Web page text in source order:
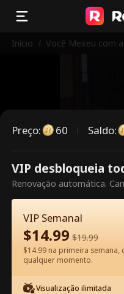
Início / Você Mexeu com
Este episódio
60
Preço: 60 Saldo:
VIP desbloqueia
Renovação automática.
VIP Semanal
$14.99 $19.99
$14.99 na primeira semana,
qualquer momento.
Visualização ilimitada